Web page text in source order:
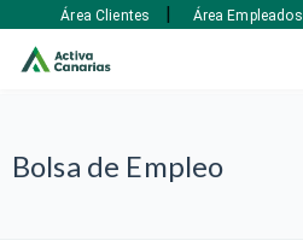
Bolsa de Empleo
Área Clientes | Área Empleados